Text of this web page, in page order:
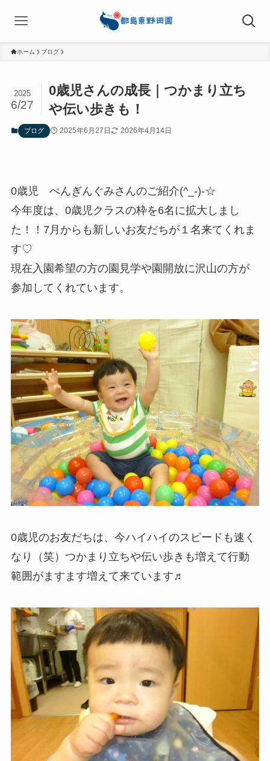
ホーム ブログ
0歳児さんの成長｜つかまり立ち
や伝い歩きも！
2025
6/27
ブログ 2025年6月27日 2026年4月14日
0歳児 ぺんぎんぐみさんのご紹介(^_-)-☆
今年度は、0歳児クラスの枠を6名に拡大しまし
た！！7月からも新しいお友だちが１名来てくれま
す♡
現在入園希望の方の園見学や園開放に沢山の方が
参加してくれています。
0歳児のお友だちは、今ハイハイのスピードも速く
なり（笑）つかまり立ちや伝い歩きも増えて行動
範囲がますます増えて来ています♬